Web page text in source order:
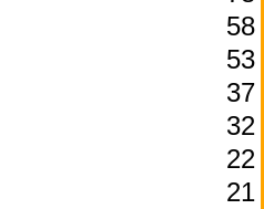
58
53
37
32
22
21